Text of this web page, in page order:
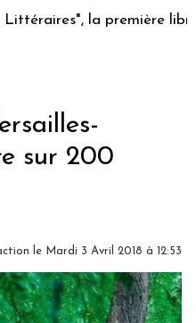
la première librairie
sur 200
le Mardi 3 Avril 2018 à 12:53